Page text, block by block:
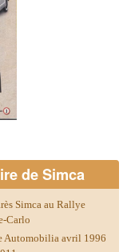
de Simca
Simca au Rallye
Carlo
Automobilia avril 1996